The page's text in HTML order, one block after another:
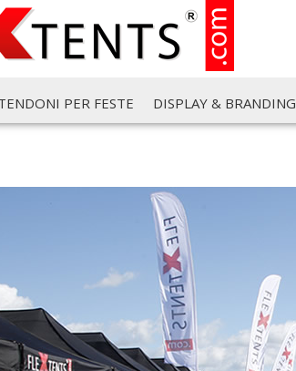
PER FESTE DISPLAY & BRANDING